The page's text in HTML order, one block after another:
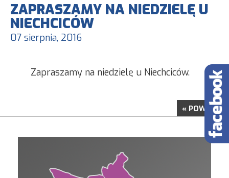
ZAPRASZAMY NA NIEDZIELĘ U
NIECHCICÓW
07 sierpnia, 2016
Zapraszamy na niedzielę u Niechciców.
« POWRÓT